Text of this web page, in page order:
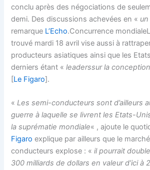
conclu après des négociations de
demi. Des discussions achevées en «
remarque L’Echo.Concurrence
trouvé mardi 18 avril vise aussi à
producteurs asiatiques ainsi que les
derniers étant «leaderssur la
[Le Figaro].
«Les semi-conducteurs sont d’ailleurs
guerre à laquelle se livrent les Etats-
la suprématie mondiale« , ajoute le
Figaro explique par ailleurs que le
conducteurs explose : «il pourrait
300 milliards de dollars en valeur d’ici à